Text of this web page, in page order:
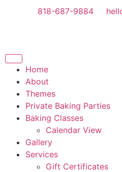
818-687-9884
Home
About
Themes
Private Baking Parties
Baking Classes
Calendar View
Gallery
Services
Gift Certificates